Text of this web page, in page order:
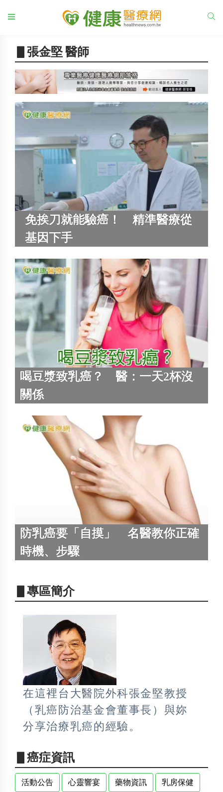
▋張金堅 醫師
免挨刀就能驗癌！ 精準醫療從
基因下手
喝豆漿致乳癌？ 醫：一天2杯沒
關係
防乳癌要「自摸」 名醫教你正確
時機、步驟
▋專區簡介
在這裡台大醫院外科張金堅教授
（乳癌防治基金會董事長）與妳
分享治療乳癌的經驗。
▋癌症資訊
活動公告 心靈響宴 藥物資訊 乳房保健